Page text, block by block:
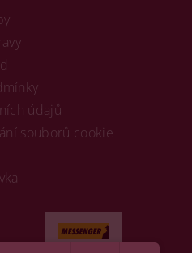
údajů
souborů cookie